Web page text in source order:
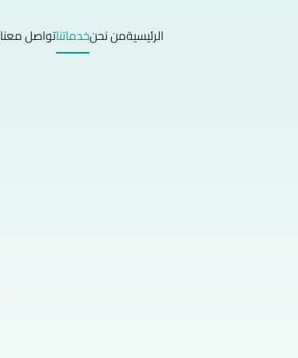
الرئيسيةمن نحنخدماتناتواصل معنا